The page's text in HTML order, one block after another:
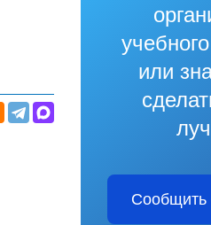
или
Сообщить